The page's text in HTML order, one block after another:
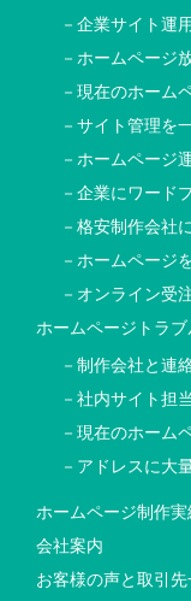
－企業サイト運
－ホームページ
－現在のホーム
－サイト管理を
－ホームページ
－企業にワード
－格安制作会社
－ホームページ
－オンライン受
ホームページトラ
－制作会社と連
－社内サイト担
－現在のホーム
－アドレスに大
ホームページ制作
会社案内
お客様の声と取引